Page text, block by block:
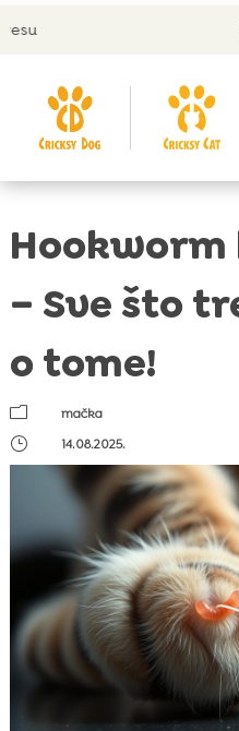
🤝 Možeš
Hookworm
– Sve što
o tome!
m
mačka
}
14.08.2025.